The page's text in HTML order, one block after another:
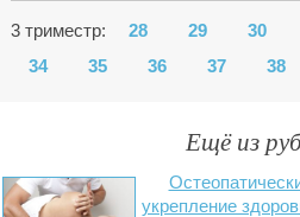
3 триместр: 28 29 30
34
35 36 37 38
Ещё из
укрепление